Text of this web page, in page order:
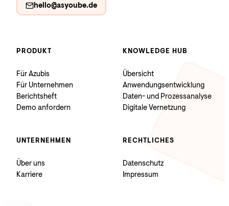
hello@asyoube.de
PRODUKT
Für Azubis
Für Unternehmen
Berichtsheft
Demo anfordern
KNOWLEDGE HUB
Übersicht
Anwendungsentwicklung
Daten- und Prozessanalyse
Digitale Vernetzung
UNTERNEHMEN
Über uns
Karriere
RECHTLICHES
Datenschutz
Impressum